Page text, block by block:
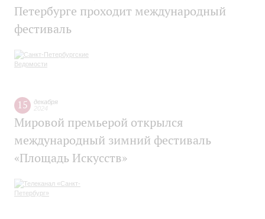
Петербурге проходит международный
фестиваль
15
декабря
Мировой премьерой открылся
международный зимний фестиваль
«Площадь Искусств»